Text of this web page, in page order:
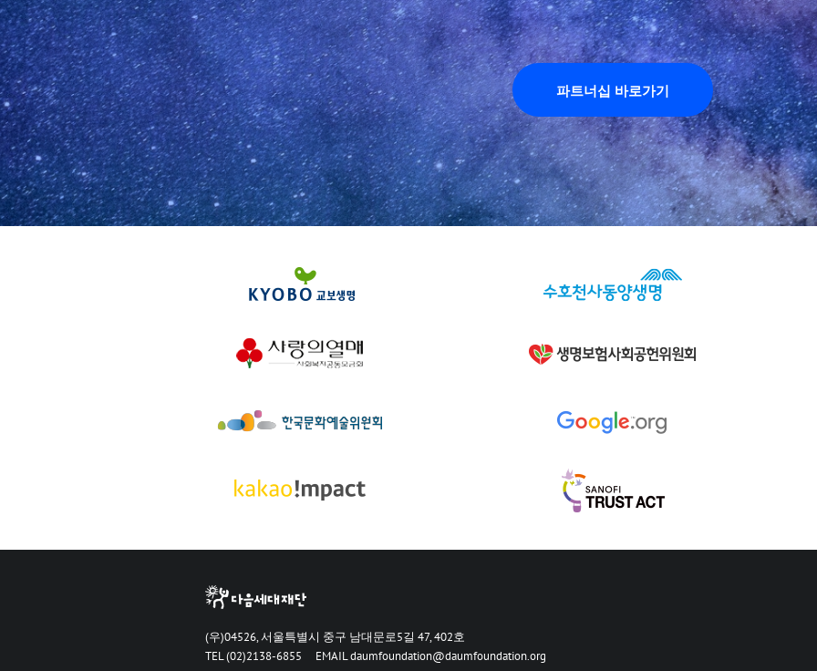
파트너십 바로가기
(우)04526, 서울특별시 중구 남대문로5길 47, 402호
TEL (02)2138-6855
EMAILdaumfoundation@daumfoundation.org